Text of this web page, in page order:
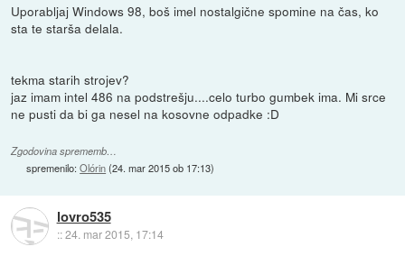
Uporabljaj Windows 98, boš imel nostalgične spomine na čas, ko
sta te starša delala.
tekma starih strojev?
jaz imam intel 486 na podstrešju....celo turbo gumbek ima. Mi srce
ne pusti da bi ga nesel na kosovne odpadke :D
Zgodovina sprememb…
spremenilo:Olórin(24. mar 2015 ob 17:13)
lovro535
::24. mar 2015, 17:14